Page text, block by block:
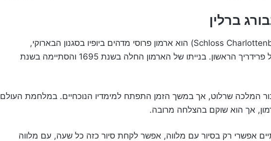
ברלין
ארמון שרלוטנבורג (Schloss Charlottenburg) הוא ארמון פרוסי מדהים ביופיו בסגנון הבארוקי,
שבקדמתו עומד פסלו של פרידריך הראשון. בנייתו של הארמון החלה בשנת 1695 והסתיימה בשנת
המלכה שרלוט, אך במשך הזמן התפתח למימדיו הנוכחיים. במלחמת העולם
אך הוא שוקם בהצלחה מרובה.
אפשרי רק בסיור עם מלווה, אפשר לקחת סיור כזה כל שעה, עם מלווה